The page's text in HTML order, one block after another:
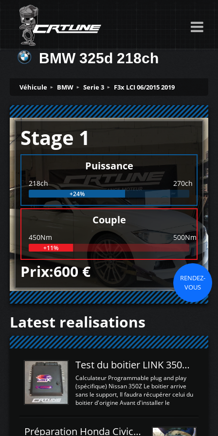
BMW 325d 218ch
Véhicule BMW Serie 3 F3x LCI 06/2015 2019
Stage 1
Puissance
218ch 270ch
+24%
Couple
450Nm 500Nm
+11%
Prix:600 €
RENDEZ-
VOUS
Latest realisations
Test du boitier LINK 350Z Plugin ECU
Calculateur Programmable plug and play
(spécifique) Nissan 350Z Le boitier arrive
sans le support, Il faudra récupérer celui du
boitier d'origine Avant d'installer le
d'envoyer l'information de la large bande
Préparation Honda Civic Type R FK2